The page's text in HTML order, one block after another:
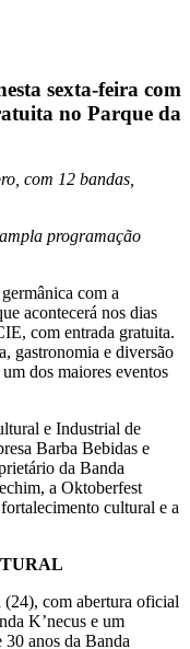
sexta-feira com
no Parque da
com 12 bandas,
programação
com a
acontecerá nos dias
com entrada gratuita.
gastronomia e diversão
dos maiores eventos
e Industrial de
Barba Bebidas e
da Banda
a Oktoberfest
cultural e a
(24), com abertura oficial
K’necus e um
anos da Banda